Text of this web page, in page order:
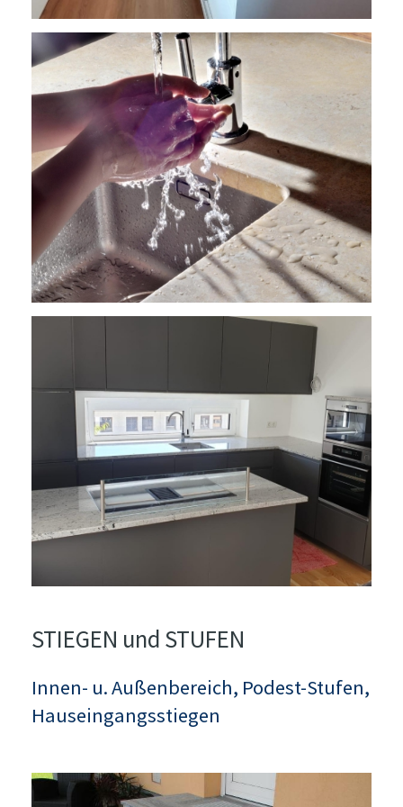
STIEGEN und STUFEN
Innen- u. Außenbereich, Podest-Stufen,
Hauseingangsstiegen